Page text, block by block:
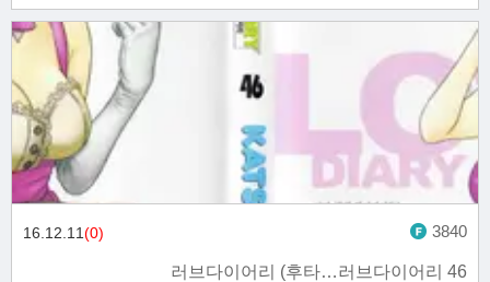
러브다이어리 (후타…러브다이어리 46
16.12.11(0) 3840